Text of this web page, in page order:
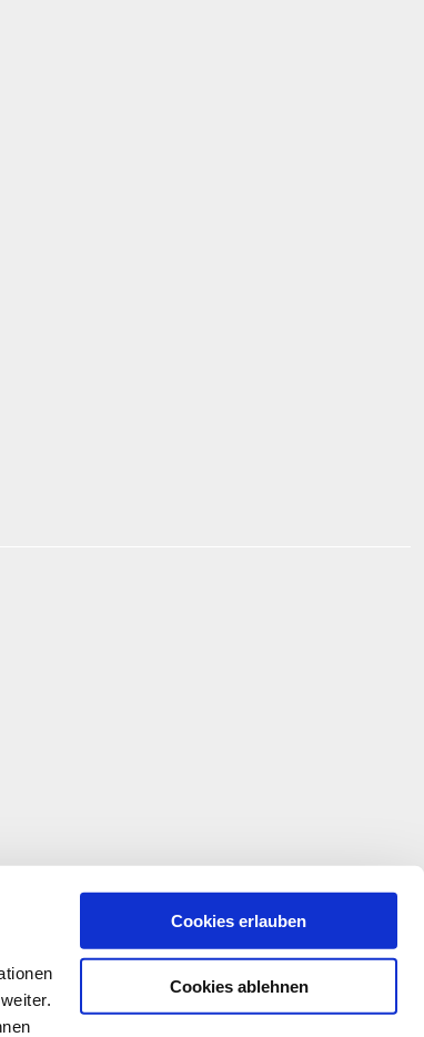
Cookies erlauben
Cookies ablehnen